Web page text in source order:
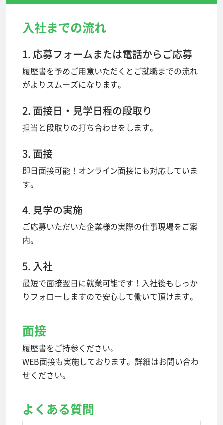
入社までの流れ
1. 応募フォームまたは電話からご応募
履歴書を予めご用意いただくとご就職までの流れ
がよりスムーズになります。
2. 面接日・見学日程の段取り
担当と段取りの打ち合わせをします。
3. 面接
即日面接可能！オンライン面接にも対応していま
す。
4. 見学の実施
ご応募いただいた企業様の実際の仕事現場をご案
内。
5. 入社
最短で面接翌日に就業可能です！入社後もしっか
りフォローしますので安心して働いて頂けます。
面接
履歴書をご持参ください。
WEB面接も実施しております。詳細はお問い合わ
せください。
よくある質問